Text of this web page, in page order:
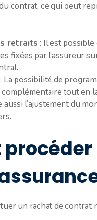
contrat, ce qui peut
retraits : Il est possible
fixées par l’assureur
: La possibilité de
tout en
l’ajustement du
un rachat de contrat